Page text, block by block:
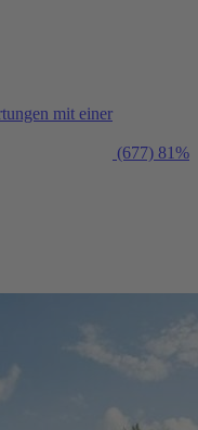
mit einer
(677) 81%